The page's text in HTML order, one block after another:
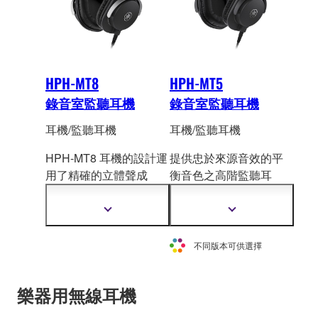
HPH-MT8
錄音室監聽耳機
耳機/監聽耳機
HPH-MT8 耳機的設計運
用了精確的立體聲成
高解析度的音色，並且
忠實再現中高音域內各
已累積了數十年的專業
顯
示
HPH-MT5
錄音室監聽耳機
耳機/監聽耳機
提供忠於來源音效的平
衡音色之高階監聽耳
製作或個人聆
選擇。折疊臂和 250g 輕
盈硬體設計提供絕佳的
顯
示
多
不同版本可供選擇
樂器用無線耳機